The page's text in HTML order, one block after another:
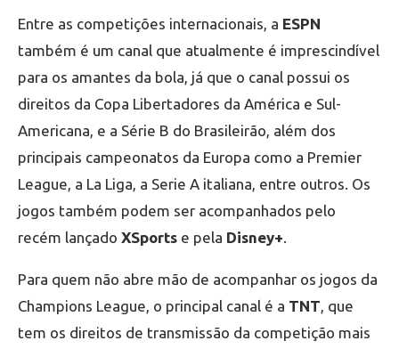
Entre as competições internacionais, a ESPN
também é um canal que atualmente é imprescindível
para os amantes da bola, já que o canal possui os
direitos da Copa Libertadores da América e Sul-
Americana, e a Série B do Brasileirão, além dos
principais campeonatos da Europa como a Premier
League, a La Liga, a Serie A italiana, entre outros. Os
jogos também podem ser acompanhados pelo
recém lançado XSports e pela Disney+
Para quem não abre mão de acompanhar os jogos da
Champions League, o principal canal é a TNT , que
tem os direitos de transmissão da competição mais